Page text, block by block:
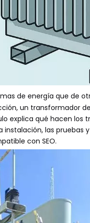
de energía que de
un transformador
explica qué hacen los
las pruebas
con SEO.